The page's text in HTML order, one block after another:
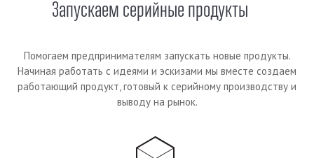
Запускаем серийные продукты
Помогаем предпринимателям запускать новые продукты.
Начиная работать с идеями и эскизами мы вместе создаем
работающий продукт, готовый к серийному производству и
выводу на рынок.